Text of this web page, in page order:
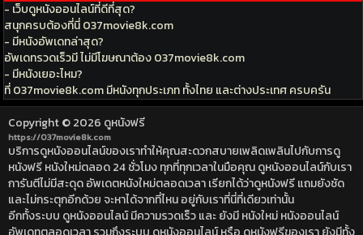
- เว็บดูหนังออนไลน์ที่ดีที่สุด?
สนุกครบต้องที่นี่ 037movie8k.com
- มีหนังอัพเดทล่าสุด?
อัพเดทรวดเร็วมี ไม่มีโฆษณาต้อง 037movie8k.com
- มีหนังเยอะไหม?
ที่ 037movie8k.com มีหนังทุกประเภท ทั้งไทย และต่างประเทศ ครบครัน
Copyright © 2026 ดูหนังฟรี
https://037movie8k.com
บริการดูหนังออนไลน์ของเราทำให้คุณสะดวกสบายเพลิดเพลินไปกับการดู
หนังฟรี หนังใหม่ตลอด 24 ชั่วโมง ทุกที่ทุกเวลาในมือคุณ ดูหนังออนไลน์กับเรา
การันตีไม่มีสะดุด อัพเดตหนังใหม่ตลอดเวลา เรียกได้ว่าดูหนังฟรี แถมยังชัด
และไม่กระตุกอีกด้วย จะหาได้จากที่ไหน อยู่กับเราที่นี่ที่เดียวเท่านั้น
อีกทั้งระบบ ดูหนังออนไลน์ มีความรวดเร็ว และ ยังมี หนังใหม่ หนังออนไลน์